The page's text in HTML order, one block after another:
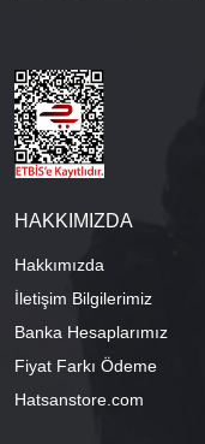
HAKKIMIZDA
Hakkımızda
İletişim Bilgilerimiz
Banka Hesaplarımız
Fiyat Farkı Ödeme
Hatsanstore.com